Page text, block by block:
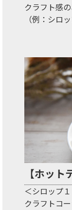
クラフト感
（例：シロ
【ホット
＜シロップ
クラフトコ